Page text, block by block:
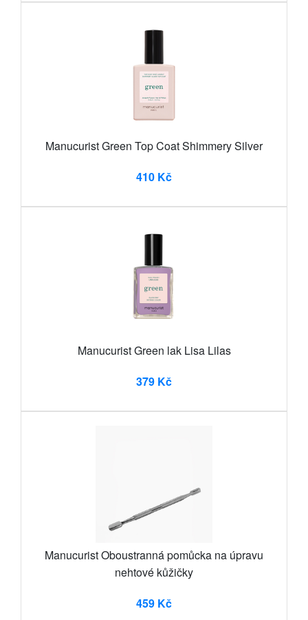
Manucurist Green Top Coat Shimmery Silver
410 Kč
Manucurist Green lak Lisa Lilas
379 Kč
Manucurist Oboustranná pomůcka na úpravu
nehtové kůžičky
459 Kč